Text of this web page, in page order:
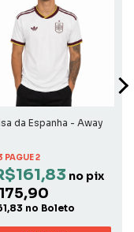
da Espanha - Away
PAGUE 2
no pix
no Boleto